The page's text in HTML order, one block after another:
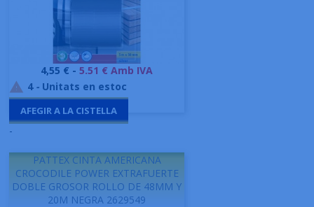
Preu
4,55 € - 5.51 € Amb IVA
 4- Unitats en estoc
AFEGIR A LA CISTELLA
-
PATTEX CINTA AMERICANA
CROCODILE POWER EXTRAFUERTE
DOBLE GROSOR ROLLO DE 48MM Y
20M NEGRA 2629549